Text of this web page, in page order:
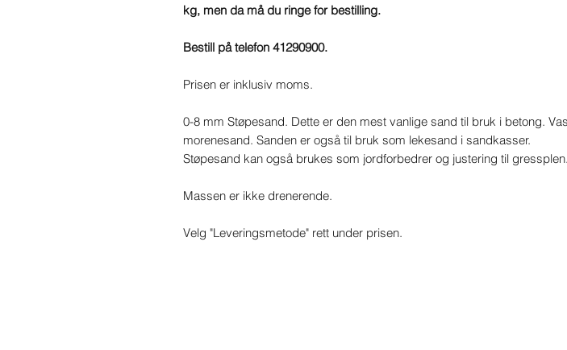
kg, men da må du ringe for bestilling.
Bestill på telefon 41290900.
Prisen er inklusiv moms.
0-8 mm Støpesand. Dette er den mest vanlige sand til bruk i betong.
morenesand. Sanden er også til bruk som lekesand i sandkasser.
Støpesand kan også brukes som jordforbedrer og justering til gressplen.
Massen er ikke drenerende.
Velg "Leveringsmetode" rett under prisen.